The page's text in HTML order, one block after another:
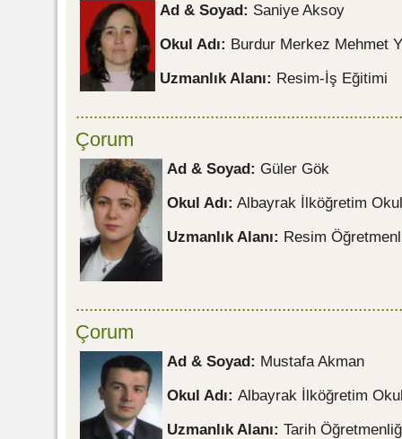
Ad & Soyad: Saniye Aksoy
Okul Adı: Burdur Merkez Mehmet
Uzmanlık Alanı: Resim-İş Eğitimi
Çorum
Ad & Soyad: Güler Gök
Okul Adı: Albayrak İlköğretim
Uzmanlık Alanı: Resim
Çorum
Ad & Soyad: Mustafa Akman
Okul Adı: Albayrak İlköğretim
Uzmanlık Alanı: Tarih